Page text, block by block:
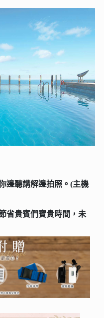
邊聽講解邊拍照。(主機
省貴賓們寶貴時間，未